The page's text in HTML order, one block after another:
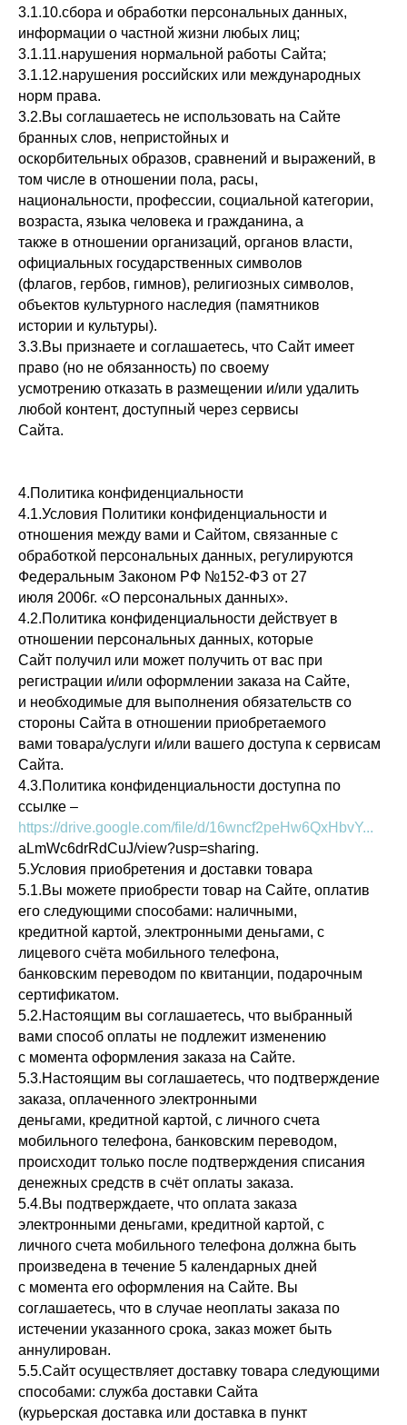
3.1.10.сбора и обработки персональных данных,
информации о частной жизни любых лиц;
3.1.11.нарушения нормальной работы Сайта;
3.1.12.нарушения российских или международных
норм права.
3.2.Вы соглашаетесь не использовать на Сайте
бранных слов, непристойных и
оскорбительных образов, сравнений и выражений, в
том числе в отношении пола, расы,
национальности, профессии, социальной категории,
возраста, языка человека и гражданина, а
также в отношении организаций, органов власти,
официальных государственных символов
(флагов, гербов, гимнов), религиозных символов,
объектов культурного наследия (памятников
истории и культуры).
3.3.Вы признаете и соглашаетесь, что Сайт имеет
право (но не обязанность) по своему
усмотрению отказать в размещении и/или удалить
любой контент, доступный через сервисы
Сайта.
4.Политика конфиденциальности
4.1.Условия Политики конфиденциальности и
отношения между вами и Сайтом, связанные с
обработкой персональных данных, регулируются
Федеральным Законом РФ №152-ФЗ от 27
июля 2006г. «О персональных данных».
4.2.Политика конфиденциальности действует в
отношении персональных данных, которые
Сайт получил или может получить от вас при
регистрации и/или оформлении заказа на Сайте,
и необходимые для выполнения обязательств со
стороны Сайта в отношении приобретаемого
вами товара/услуги и/или вашего доступа к сервисам
Сайта.
4.3.Политика конфиденциальности доступна по
ссылке –
https://drive.google.com/file/d/16wncf2peHw6QxHbvY...
aLmWc6drRdCuJ/view?usp=sharing.
5.Условия приобретения и доставки товара
5.1.Вы можете приобрести товар на Сайте, оплатив
его следующими способами: наличными,
кредитной картой, электронными деньгами, с
лицевого счёта мобильного телефона,
банковским переводом по квитанции, подарочным
сертификатом.
5.2.Настоящим вы соглашаетесь, что выбранный
вами способ оплаты не подлежит изменению
с момента оформления заказа на Сайте.
5.3.Настоящим вы соглашаетесь, что подтверждение
заказа, оплаченного электронными
деньгами, кредитной картой, с личного счета
мобильного телефона, банковским переводом,
происходит только после подтверждения списания
денежных средств в счёт оплаты заказа.
5.4.Вы подтверждаете, что оплата заказа
электронными деньгами, кредитной картой, с
личного счета мобильного телефона должна быть
произведена в течение 5 календарных дней
с момента его оформления на Сайте. Вы
соглашаетесь, что в случае неоплаты заказа по
истечении указанного срока, заказ может быть
аннулирован.
5.5.Сайт осуществляет доставку товара следующими
способами: служба доставки Сайта
(курьерская доставка или доставка в пункт